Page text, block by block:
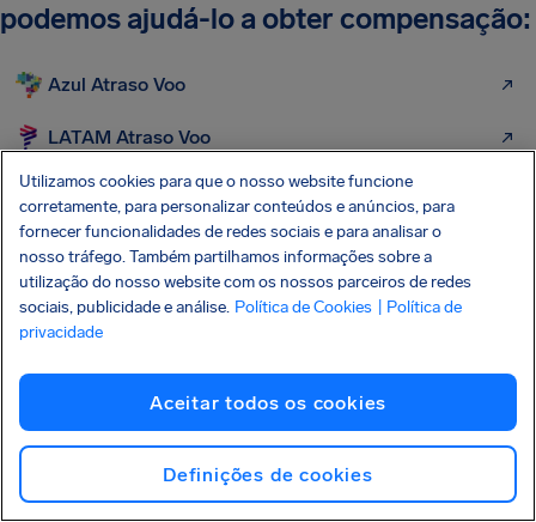
podemos ajudá-lo a obter compensação:
Azul Atraso Voo
LATAM Atraso Voo
Gol Linhas Aéreas
TAP Air Portugal
Iberia
American Airlines
United Airlines
ITA Airways
Utilizamos cookies para que o nosso website funcione
corretamente, para personalizar conteúdos e anúncios, para
fornecer funcionalidades de redes sociais e para analisar o
nosso tráfego. Também partilhamos informações sobre a
utilização do nosso website com os nossos parceiros de redes
sociais, publicidade e análise. Política de Cookies
| Política de
privacidade
Aceitar todos os cookies
Definições de cookies